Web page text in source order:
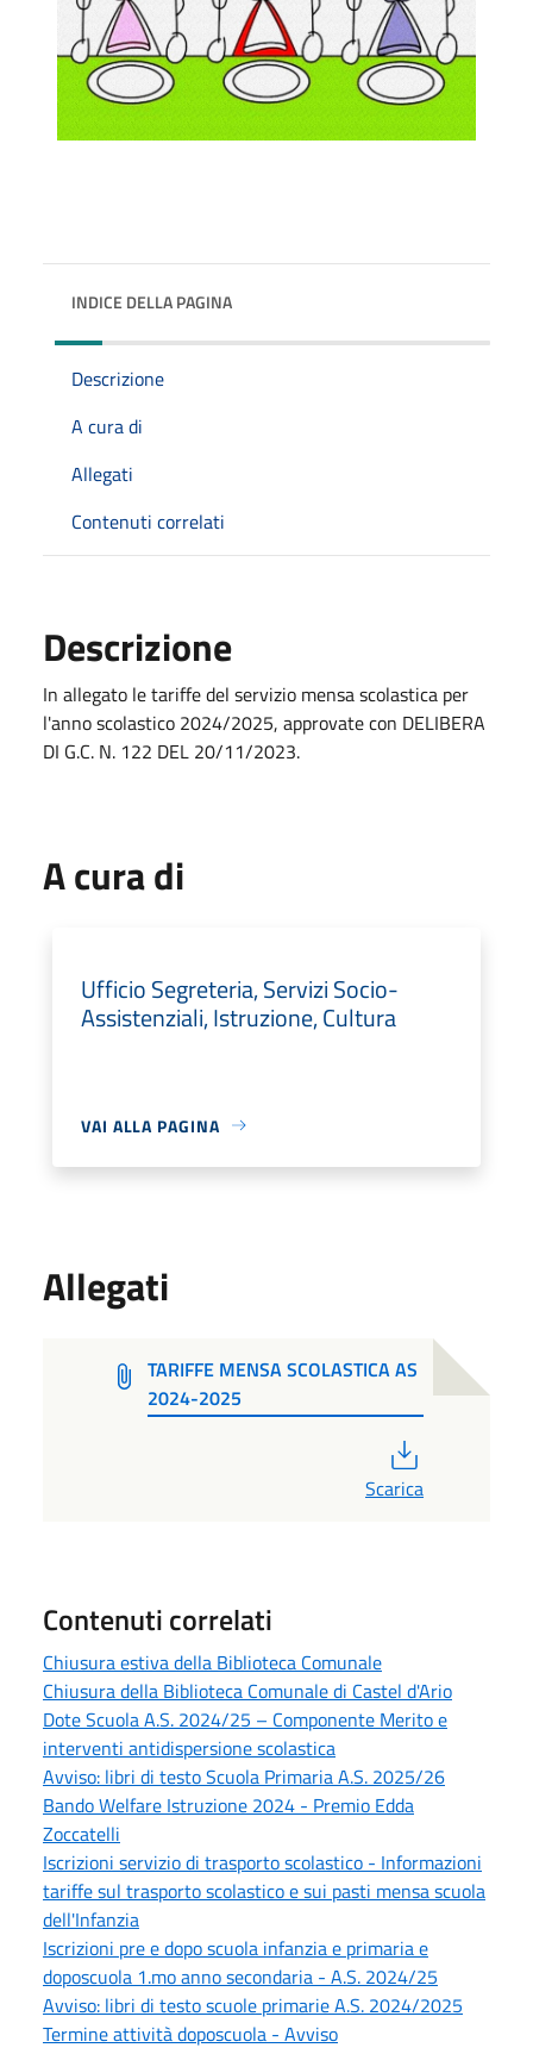
INDICE DELLA PAGINA
Descrizione
A cura di
Allegati
Contenuti correlati
Descrizione
In allegato le tariffe del servizio mensa scolastica per
l'anno scolastico 2024/2025, approvate con DELIBERA
DI G.C. N. 122 DEL 20/11/2023.
A cura di
Ufficio Segreteria, Servizi Socio-
Assistenziali, Istruzione, Cultura
VAI ALLA PAGINA
Allegati
TARIFFE MENSA SCOLASTICA AS
2024-2025
Scarica
Contenuti correlati
Chiusura estiva della Biblioteca Comunale
Chiusura della Biblioteca Comunale di Castel d'Ario
Dote Scuola A.S. 2024/25 – Componente Merito e
interventi antidispersione scolastica
Avviso: libri di testo Scuola Primaria A.S. 2025/26
Bando Welfare Istruzione 2024 - Premio Edda
Zoccatelli
Iscrizioni servizio di trasporto scolastico - Informazioni
tariffe sul trasporto scolastico e sui pasti mensa scuola
dell'Infanzia
Iscrizioni pre e dopo scuola infanzia e primaria e
doposcuola 1.mo anno secondaria - A.S. 2024/25
Avviso: libri di testo scuole primarie A.S. 2024/2025
Termine attività doposcuola - Avviso